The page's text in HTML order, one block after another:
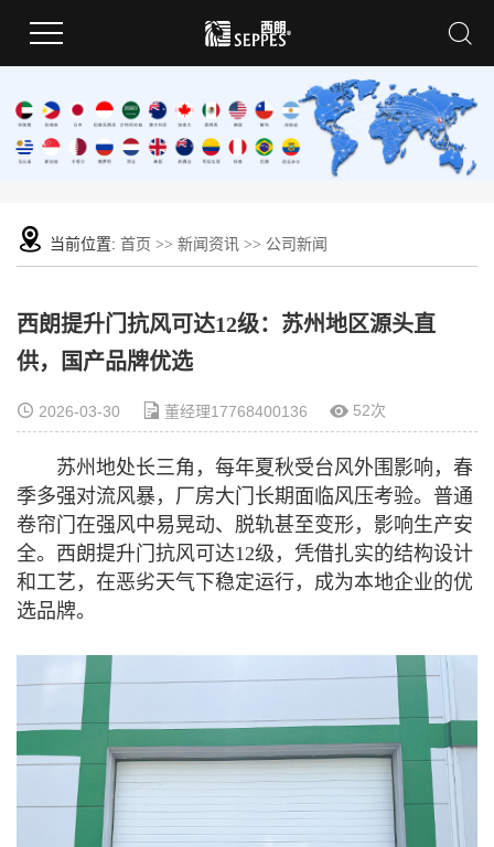
当前位置: 首页 >> 新闻资讯 >> 公司新闻
西朗提升门抗风可达12级：苏州地区源头直
供，国产品牌优选
2026-03-30 董经理17768400136 52次
苏州地处长三角，每年夏秋受台风外围影响，春
季多强对流风暴，厂房大门长期面临风压考验。普通
卷帘门在强风中易晃动、脱轨甚至变形，影响生产安
全。西朗提升门抗风可达12级，凭借扎实的结构设计
和工艺，在恶劣天气下稳定运行，成为本地企业的优
选品牌。